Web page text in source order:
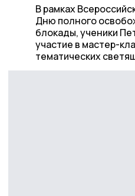
В рамках
Дню полного
блокады, ученики
участие в мастер-
тематических